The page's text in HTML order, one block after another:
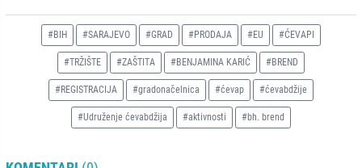
#BIH #SARAJEVO #GRAD #PRODAJA #EU #ĆEVAPI
#TRŽIŠTE #ZAŠTITA #BENJAMINA KARIĆ #BREND
#REGISTRACIJA #gradonačelnica #ćevap #ćevabdžije
#Udruženje ćevabdžija #aktivnosti #bh. brend